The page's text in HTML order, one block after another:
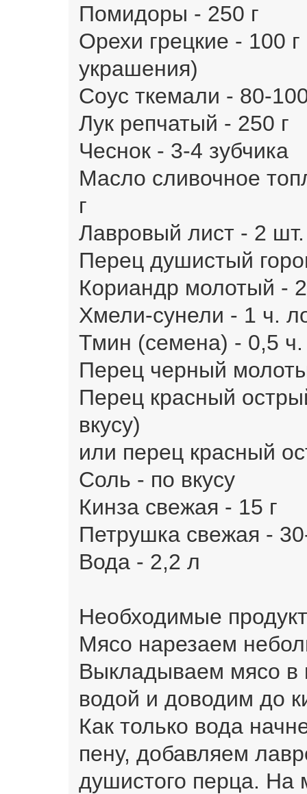
Помидоры - 250 г
Орехи грецкие - 100
украшения)
Соус ткемали - 80-
Лук репчатый - 250 г
Чеснок - 3-4 зубчика
Масло сливочное
г
Лавровый лист - 2 шт.
Перец душистый
Кориандр молотый -
Хмели-сунели - 1 ч.
Тмин (семена) - 0,5
Перец черный
Перец красный
вкусу)
или перец красный
Соль - по вкусу
Кинза свежая - 15 г
Петрушка свежая -
Вода - 2,2 л
Необходимые
Мясо нарезаем
Выкладываем мясо в
водой и доводим до
Как только вода
пену, добавляем
душистого перца. На